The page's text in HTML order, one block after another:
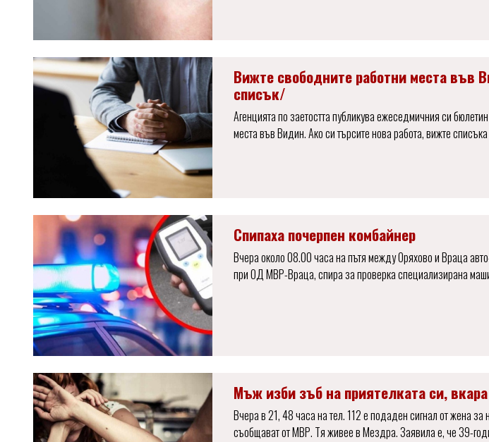
Вижте свободните работни места във
списък/
Агенцията по заетостта публикува ежеседмичния си
места във Видин. Ако си търсите нова работа, вижте
Спипаха почерпен комбайнер
Вчера около 08.00 часа на пътя между Оряхово и Враца
при ОД МВР-Враца, спира за проверка специализирана
Мъж изби зъб на приятелката си,
Вчера в 21, 48 часа на тел. 112 е подаден сигнал от жена за
съобщават от МВР. Тя живее в Мездра. Заявила е, че 39-